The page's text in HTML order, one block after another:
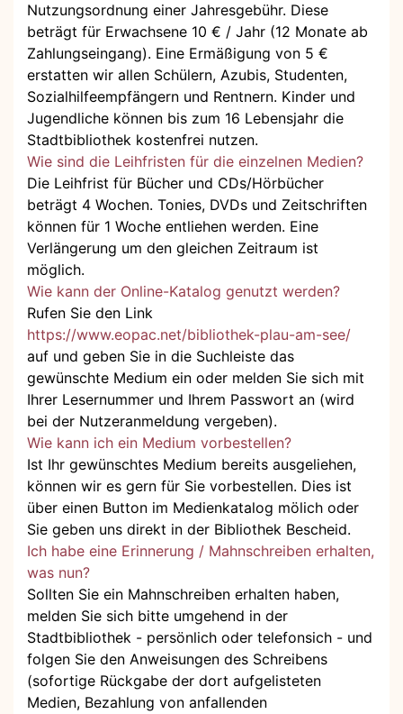
Nutzungsordnung einer Jahresgebühr. Diese
beträgt für Erwachsene 10 € / Jahr (12 Monate ab
Zahlungseingang). Eine Ermäßigung von 5 €
erstatten wir allen Schülern, Azubis, Studenten,
Sozialhilfeempfängern und Rentnern. Kinder und
Jugendliche können bis zum 16 Lebensjahr die
Stadtbibliothek kostenfrei nutzen.
Wie sind die Leihfristen für die einzelnen Medien?
Die Leihfrist für Bücher und CDs/Hörbücher
beträgt 4 Wochen. Tonies, DVDs und Zeitschriften
können für 1 Woche entliehen werden. Eine
Verlängerung um den gleichen Zeitraum ist
möglich.
Wie kann der Online-Katalog genutzt werden?
Rufen Sie den Link
https://www.eopac.net/bibliothek-plau-am-see/
auf und geben Sie in die Suchleiste das
gewünschte Medium ein oder melden Sie sich mit
Ihrer Lesernummer und Ihrem Passwort an (wird
bei der Nutzeranmeldung vergeben).
Wie kann ich ein Medium vorbestellen?
Ist Ihr gewünschtes Medium bereits ausgeliehen,
können wir es gern für Sie vorbestellen. Dies ist
über einen Button im Medienkatalog mölich oder
Sie geben uns direkt in der Bibliothek Bescheid.
Ich habe eine Erinnerung / Mahnschreiben erhalten,
was nun?
Sollten Sie ein Mahnschreiben erhalten haben,
melden Sie sich bitte umgehend in der
Stadtbibliothek - persönlich oder telefonsich - und
folgen Sie den Anweisungen des Schreibens
(sofortige Rückgabe der dort aufgelisteten
Medien, Bezahlung von anfallenden